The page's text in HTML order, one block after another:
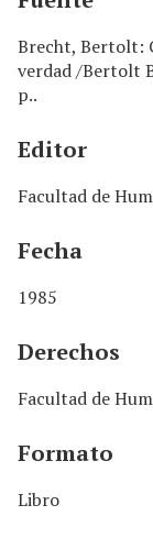
Brecht, Bertolt:
verdad /Bertolt
p..
Editor
Facultad de
Fecha
1985
Derechos
Facultad de
Formato
Libro